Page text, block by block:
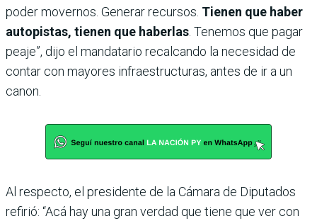
poder movernos. Generar recursos. Tienen que haber
autopistas, tienen que haberlas . Tenemos que pagar
peaje”, dijo el mandatario recalcando la necesidad de
contar con mayores infraestructuras, antes de ir a un
canon.
Al respecto, el presidente de la Cámara de Diputados
refirió: “Acá hay una gran verdad que tiene que ver con